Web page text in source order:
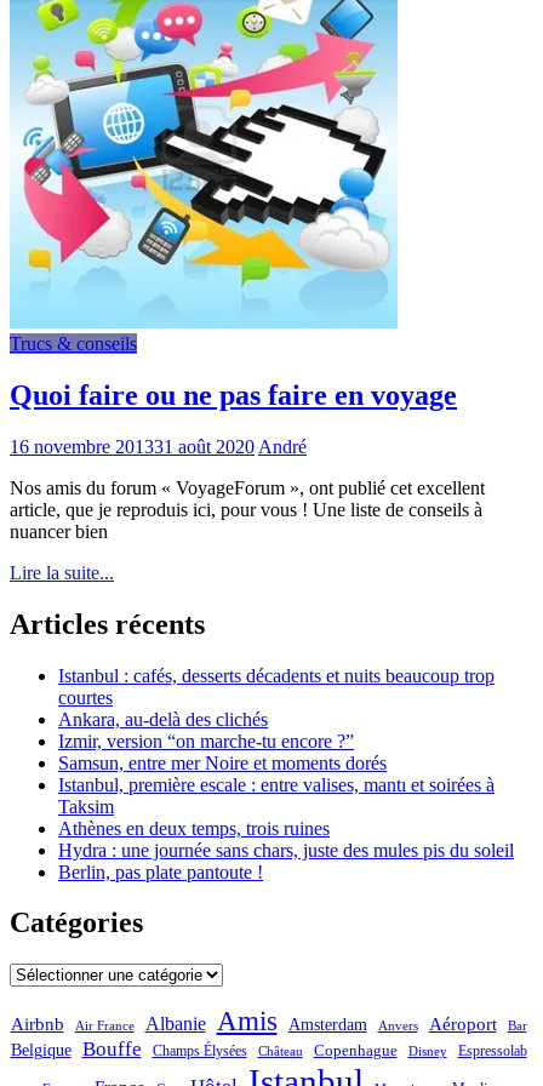
Trucs & conseils
Quoi faire ou ne pas faire en voyage
16 novembre 201331 août 2020 André
Nos amis du forum « VoyageForum », ont publié cet excellent
article, que je reproduis ici, pour vous ! Une liste de conseils à
nuancer bien
Lire la suite...
Articles récents
Istanbul : cafés, desserts décadents et nuits beaucoup trop
courtes
Ankara, au-delà des clichés
Izmir, version “on marche-tu encore ?”
Samsun, entre mer Noire et moments dorés
Istanbul, première escale : entre valises, mantı et soirées à
Taksim
Athènes en deux temps, trois ruines
Hydra : une journée sans chars, juste des mules pis du soleil
Berlin, pas plate pantoute !
Catégories
Catégories
Airbnb Air France Albanie Amis Amsterdam Anvers Aéroport Bar
Belgique Bouffe Champs Élysées Château Copenhague Disney Espressolab